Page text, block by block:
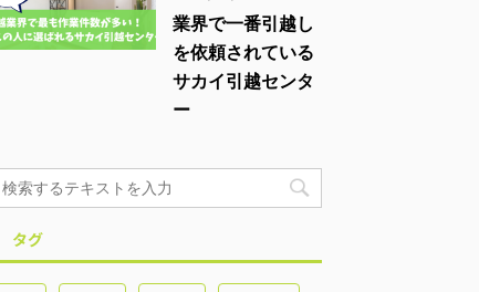
業界で一番引越し
を依頼されている
サカイ引越センタ
ー
タグ